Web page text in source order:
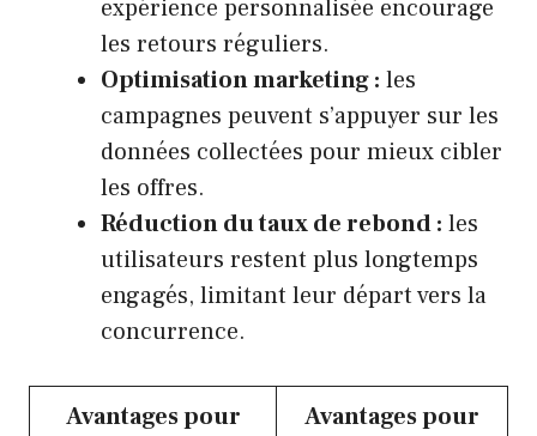
expérience personnalisée encourage
les retours réguliers.
Optimisation marketing : les
campagnes peuvent s’appuyer sur les
données collectées pour mieux cibler
les offres.
Réduction du taux de rebond : les
utilisateurs restent plus longtemps
engagés, limitant leur départ vers la
concurrence.
Avantages pour
Avantages pour